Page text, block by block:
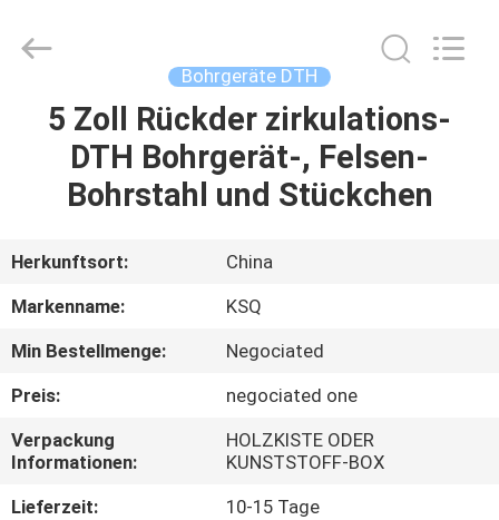
HAUS
PRODUKTE
ÜBER
UNS
FABRIK-
AUSFLUG
QUALITÄTSKONTROLLE
Bohrgeräte DTH
5 Zoll Rückder zirkulations-
DTH Bohrgerät-, Felsen-
Bohrstahl und Stückchen
Herkunftsort:
China
Markenname:
KSQ
Min Bestellmenge:
Negociated
Preis:
negociated one
Verpackung
Informationen:
HOLZKISTE ODER
KUNSTSTOFF-BOX
Lieferzeit:
10-15 Tage